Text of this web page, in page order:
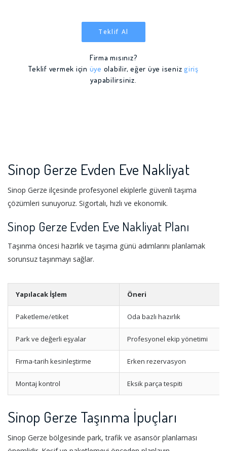
Teklif Al
Firma mısınız?
Teklif vermek için üye olabilir, eğer üye iseniz giriş
yapabilirsiniz.
Sinop Gerze Evden Eve Nakliyat
Sinop Gerze ilçesinde profesyonel ekiplerle güvenli taşıma
çözümleri sunuyoruz. Sigortalı, hızlı ve ekonomik.
Sinop Gerze Evden Eve Nakliyat Planı
Taşınma öncesi hazırlık ve taşıma günü adımlarını planlamak
sorunsuz taşınmayı sağlar.
Yapılacak İşlem Öneri
Paketleme/etiket Oda bazlı hazırlık
Park ve değerli eşyalar Profesyonel ekip yönetimi
Firma-tarih kesinleştirme Erken rezervasyon
Montaj kontrol Eksik parça tespiti
Sinop Gerze Taşınma İpuçları
Sinop Gerze bölgesinde park, trafik ve asansör planlaması